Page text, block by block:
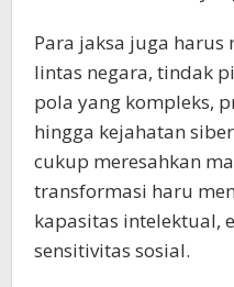
Para jaksa juga
lintas negara, tindak
pola yang kompleks,
hingga kejahatan
cukup meresahkan
transformasi haru
kapasitas intelektual,
sensitivitas sosial.